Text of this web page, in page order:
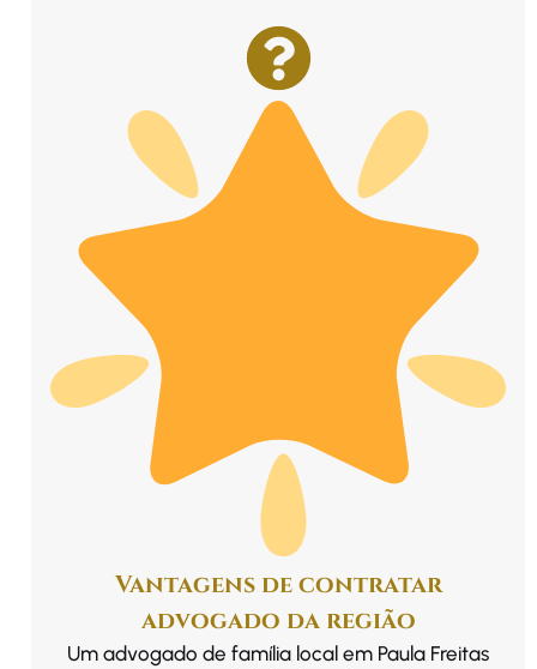
Vantagens de contratar
advogado da região
Um advogado de família local em Paula Freitas